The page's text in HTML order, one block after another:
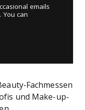
emails
. You can
Fachmessen
und Make-up-